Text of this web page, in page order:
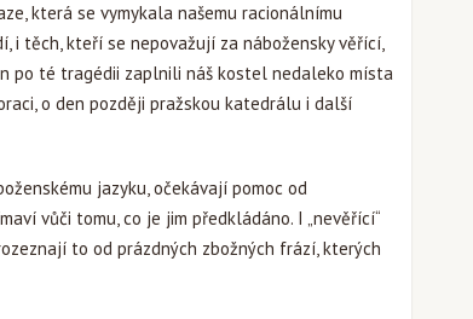
která se vymykala našemu racionálnímu
i těch, kteří se nepovažují za nábožensky věřící,
po té tragédii zaplnili náš kostel nedaleko místa
o den později pražskou katedrálu i další
jazyku, očekávají pomoc od
vůči tomu, co je jim předkládáno. I „nevěřící“
to od prázdných zbožných frází, kterých